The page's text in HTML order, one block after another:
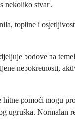
nekoliko stvari.
topline i
bodove na
nepokretnosti,
pomoći mogu
Normalan